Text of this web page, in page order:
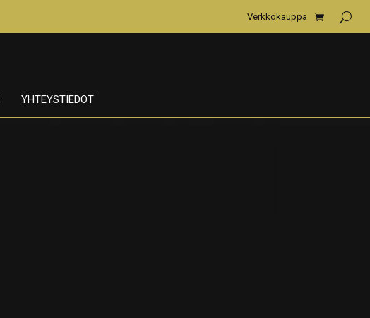
Verkkokauppa
YHTEYSTIEDOT